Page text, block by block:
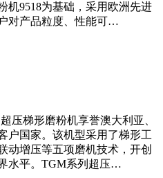
机9518为基础，采用欧洲先进
对产品粒度、性能可…
压梯形磨粉机享誉澳大利亚、
户国家。该机型采用了梯形工
动增压等五项磨机技术，开创
水平。TGM系列超压…